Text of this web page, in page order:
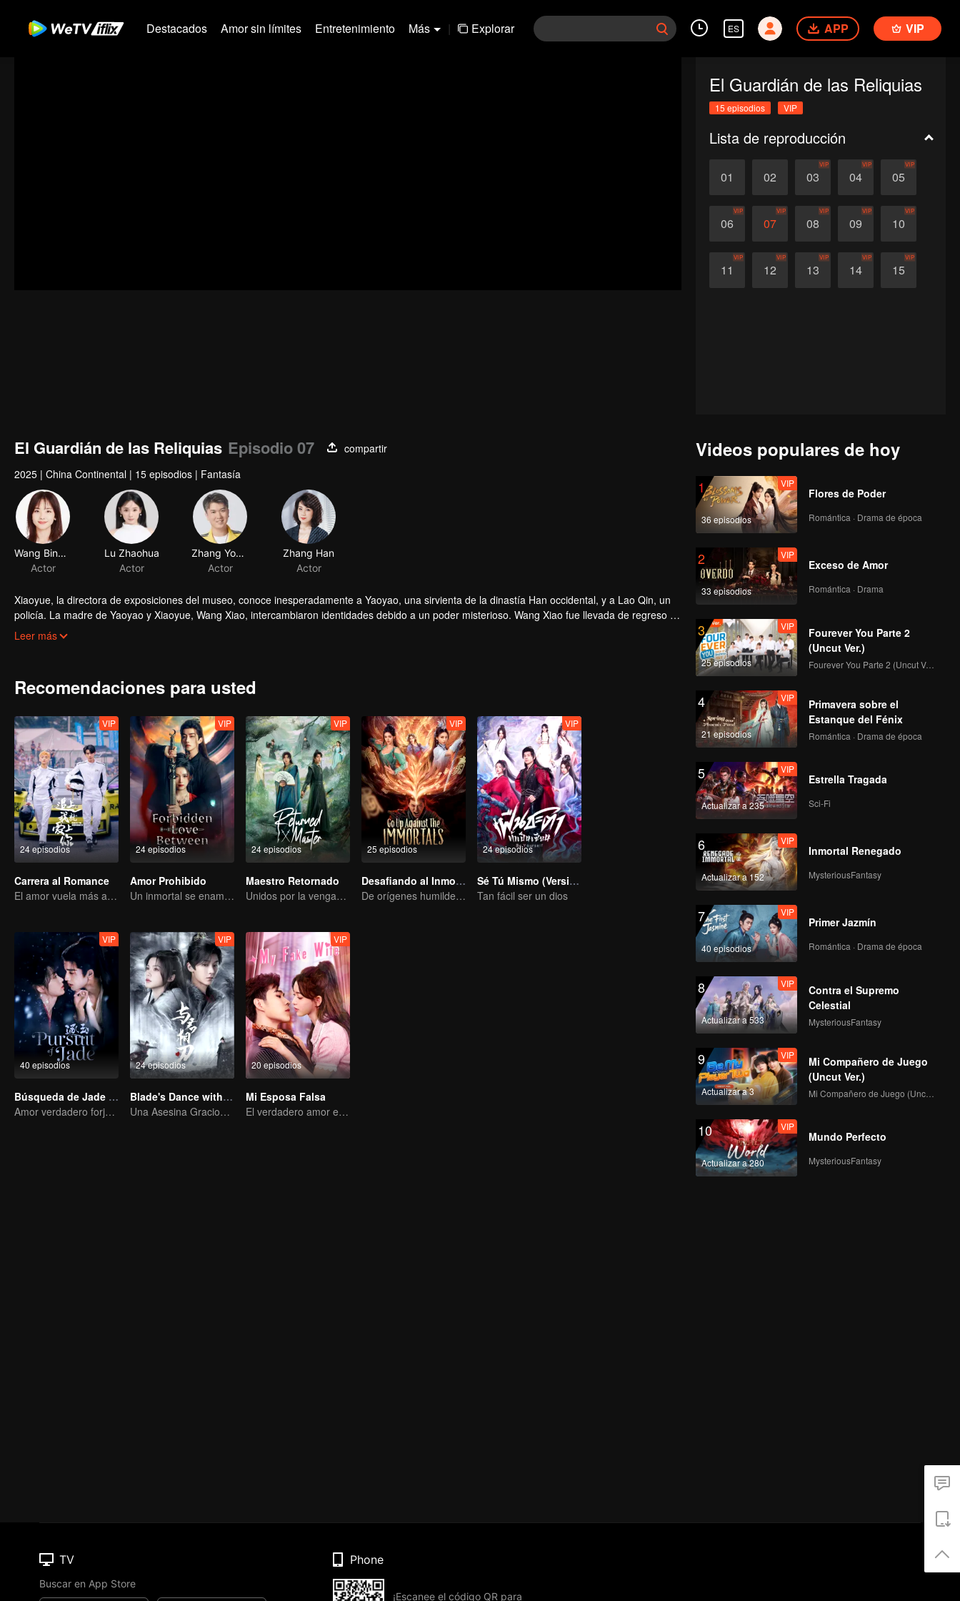
Destacados Amor sin límites Entretenimiento Más | Explorar ES APP VIP
El Guardián de las Reliquias
15 episodios VIP
Lista de reproducción
01 02 03
VIP
04
VIP
05
VIP
06
VIP
07
VIP
08
VIP
09
VIP
10
VIP
11
VIP
12
VIP
13
VIP
14
VIP
15
VIP
El Guardián de las Reliquias Episodio 07
compartir
2025 | China Continental | 15 episodios | Fantasía
Wang Bingbing
Actor
Lu Zhaohua
Actor
Zhang Youwei
Actor
Zhang Han
Actor
Xiaoyue, la directora de exposiciones del museo, conoce inesperadamente a Yaoyao, una sirvienta de la dinastía Han occidental, y a Lao Qin, un
policía. La madre de Yaoyao y Xiaoyue, Wang Xiao, intercambiaron identidades debido a un poder misterioso. Wang Xiao fue llevada de regreso a
la dinastía Han occidental, mientras que Yaoyao se quedó en la era moderna. Xiaoyue y Yaoyao trabajan duro para encontrar una manera de
Leer más
Recomendaciones para usted
24 episodios
VIP
Carrera al Romance
El amor vuela más allá de las fronteras, la gloria unida como socios
24 episodios
VIP
Amor Prohibido
Un inmortal se enamora de una bruja
24 episodios
VIP
Maestro Retornado
Unidos por la venganza, entrelazados por el destino
25 episodios
VIP
Desafiando al Inmortal
De orígenes humildes a cazador inmortal: un viaje de venganza inquebrantable
24 episodios
VIP
Sé Tú Mismo (Versión Tailandesa)
Tan fácil ser un dios
40 episodios
VIP
Búsqueda de Jade (Versión en Inglés)
Amor verdadero forjado en las llamas de la guerra
24 episodios
VIP
Blade's Dance with You
Una Asesina Graciosa Persigue el Corazón del Príncipe
20 episodios
VIP
Mi Esposa Falsa
El verdadero amor engendrado en el matrimonio sustituto
Videos populares de hoy
1
36 episodios
VIP
Flores de Poder
Romántica · Drama de época
2
33 episodios
VIP
Exceso de Amor
Romántica · Drama
3
25 episodios
VIP
Fourever You Parte 2
(Uncut Ver.)
Fourever You Parte 2 (Uncut Ver.)
4
21 episodios
VIP
Primavera sobre el
Estanque del Fénix
Romántica · Drama de época
5
Actualizar a 235
VIP
Estrella Tragada
Sci-Fi
6
Actualizar a 152
VIP
Inmortal Renegado
MysteriousFantasy
7
40 episodios
VIP
Primer Jazmín
Romántica · Drama de época
8
Actualizar a 533
VIP
Contra el Supremo
Celestial
MysteriousFantasy
9
Actualizar a 3
VIP
Mi Compañero de Juego
(Uncut Ver.)
Mi Compañero de Juego (Uncut Ver.)
10
Actualizar a 280
VIP
Mundo Perfecto
MysteriousFantasy
TV
Buscar en App Store
Phone
¡Escanee el código QR para